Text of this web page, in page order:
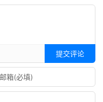
提交评论